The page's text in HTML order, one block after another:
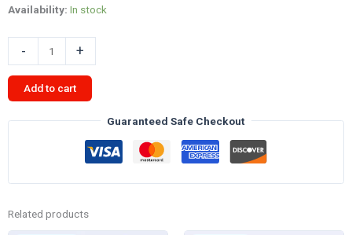
Availability: In stock
-
নারিশিং
নেইল
পলিশ
+
Add to cart
Guaranteed Safe Checkout
Related products